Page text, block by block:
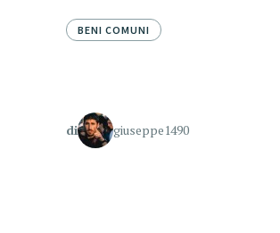
BENI COMUNI
di giuseppe1490